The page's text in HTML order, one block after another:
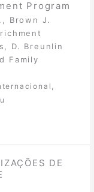
Program
Brown J.
D. Breunlin
Family
DE